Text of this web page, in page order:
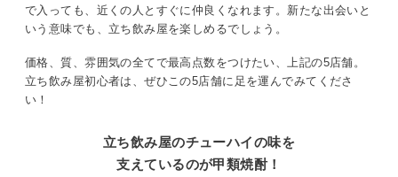
で入っても、近くの人とすぐに仲良くなれます。新たな出会いと
いう意味でも、立ち飲み屋を楽しめるでしょう。
価格、質、雰囲気の全てで最高点数をつけたい、上記の5店舗。
立ち飲み屋初心者は、ぜひこの5店舗に足を運んでみてくださ
い！
立ち飲み屋のチューハイの味を
支えているのが甲類焼酎！